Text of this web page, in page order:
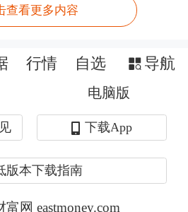
肺炎疫情防控制形势
人数出现了明显的下
，全球单日新增确诊
相较于上个月同期继续
中亚洲地区单日新增确
相较于上个月同期下
洲地区单日新增确诊
查看更多内容
行情 自选 导航
电脑版
下载App
版本下载指南
网 eastmoney.com